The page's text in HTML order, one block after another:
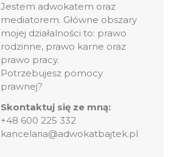
Jestem adwokatem oraz
mediatorem. Główne obszary
mojej działalności to: prawo
rodzinne, prawo karne oraz
prawo pracy.
Potrzebujesz pomocy
prawnej?
Skontaktuj się ze mną:
+48 600 225 332
kancelaria@adwokatbajtek.pl